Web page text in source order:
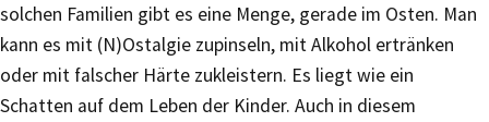
solchen Familien gibt es eine Menge, gerade im Osten. Man
kann es mit (N)Ostalgie zupinseln, mit Alkohol ertränken
oder mit falscher Härte zukleistern. Es liegt wie ein
Schatten auf dem Leben der Kinder. Auch in diesem